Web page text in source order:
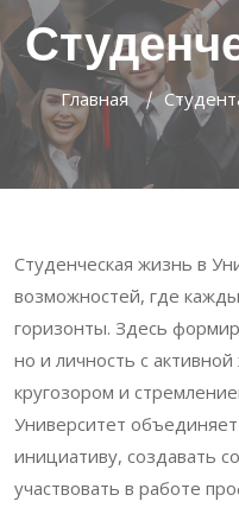
Главная
Студенческая жизнь в
возможностей, где
горизонты. Здесь
но и личность с
кругозором и
Университет
инициативу, создавать
участвовать в работе